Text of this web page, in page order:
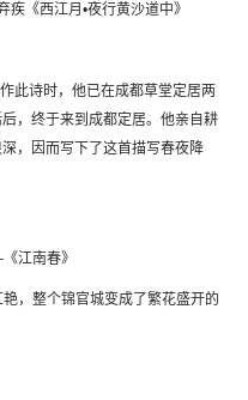
《西江月•夜行黄沙道中》
此诗时，他已在成都草堂定居两
，终于来到成都定居。他亲自耕
，因而写下了这首描写春夜降
江南春》
，整个锦官城变成了繁花盛开的